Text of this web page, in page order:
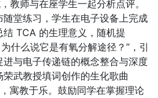
教师与在座学生一起分析点评。
堂练习，学生在电子设备上完成
TCA 的生理意义，随机提
什么说它是有氧分解途径？”，引
与电子传递链的概念整合与深度
武教授填词创作的生化歌曲
寓教于乐。鼓励同学在掌握理论